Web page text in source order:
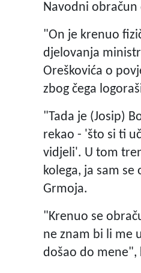
Navodni obračun
"On je krenuo
djelovanja
Oreškovića o
zbog čega
"Tada je (Josip)
rekao - 'što si ti
vidjeli'. U tom
kolega, ja sam
Grmoja.
"Krenuo se
ne znam bi li me
došao do mene",